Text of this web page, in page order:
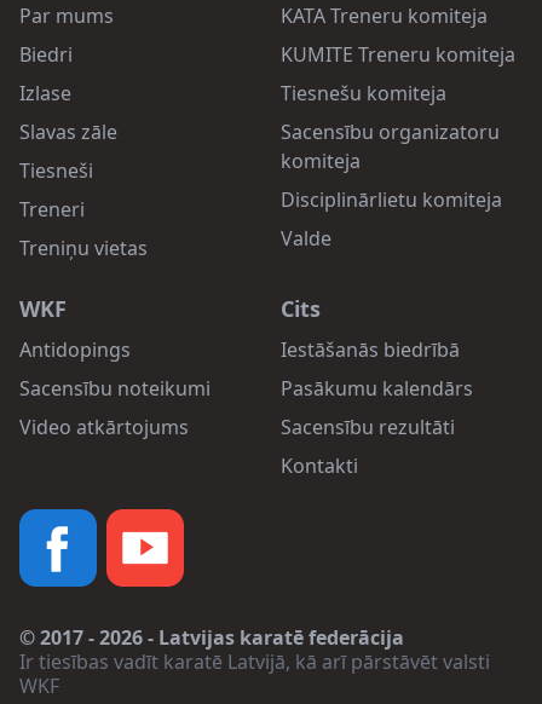
Par mums
Biedri
Izlase
Slavas zāle
Tiesneši
Treneri
Treniņu vietas
KATA Treneru komiteja
KUMITE Treneru komiteja
Tiesnešu komiteja
Sacensību organizatoru
komiteja
Disciplinārlietu komiteja
Valde
WKF
Antidopings
Sacensību noteikumi
Video atkārtojums
Cits
Iestāšanās biedrībā
Pasākumu kalendārs
Sacensību rezultāti
Kontakti
© 2017 - 2026 - Latvijas karatē federācija
Ir tiesības vadīt karatē Latvijā, kā arī pārstāvēt valsti
WKF